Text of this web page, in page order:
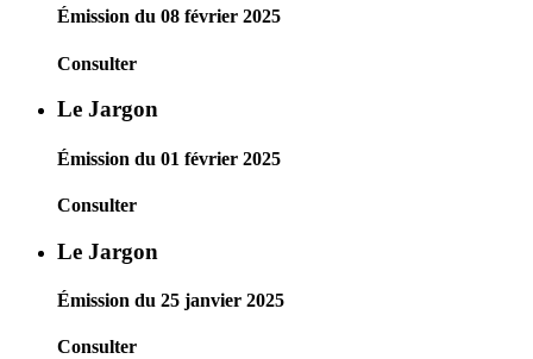
Émission du 08 février 2025
Consulter
Le Jargon
Émission du 01 février 2025
Consulter
Le Jargon
Émission du 25 janvier 2025
Consulter